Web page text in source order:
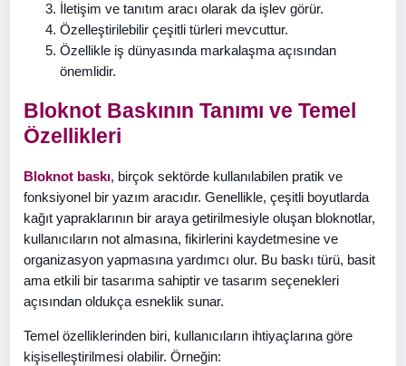
İletişim ve tanıtım aracı olarak da işlev görür.
Özelleştirilebilir çeşitli türleri mevcuttur.
Özellikle iş dünyasında markalaşma açısından
önemlidir.
Bloknot Baskının Tanımı ve Temel
Özellikleri
Bloknot baskı, birçok sektörde kullanılabilen pratik ve
fonksiyonel bir yazım aracıdır. Genellikle, çeşitli boyutlarda
kağıt yapraklarının bir araya getirilmesiyle oluşan bloknotlar,
kullanıcıların not almasına, fikirlerini kaydetmesine ve
organizasyon yapmasına yardımcı olur. Bu baskı türü, basit
ama etkili bir tasarıma sahiptir ve tasarım seçenekleri
açısından oldukça esneklik sunar.
Temel özelliklerinden biri, kullanıcıların ihtiyaçlarına göre
kişiselleştirilmesi olabilir. Örneğin: